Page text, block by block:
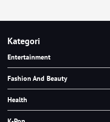
Kategori
Entertainment
Fashion And Beauty
Health